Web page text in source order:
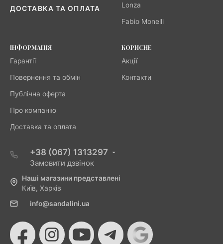
ДОСТАВКА ТА ОПЛАТА Lonza
Fabio Monelli
ІНФОРМАЦІЯ
Гарантії
Повернення та обмін
Публічна оферта
Про компанію
Доставка та оплата
КОРИСНЕ
Акції
Контакти
+38 (067) 1313297
Замовити дзвінок
Наші магазини представлені
Київ, Харків
info@sandalini.ua